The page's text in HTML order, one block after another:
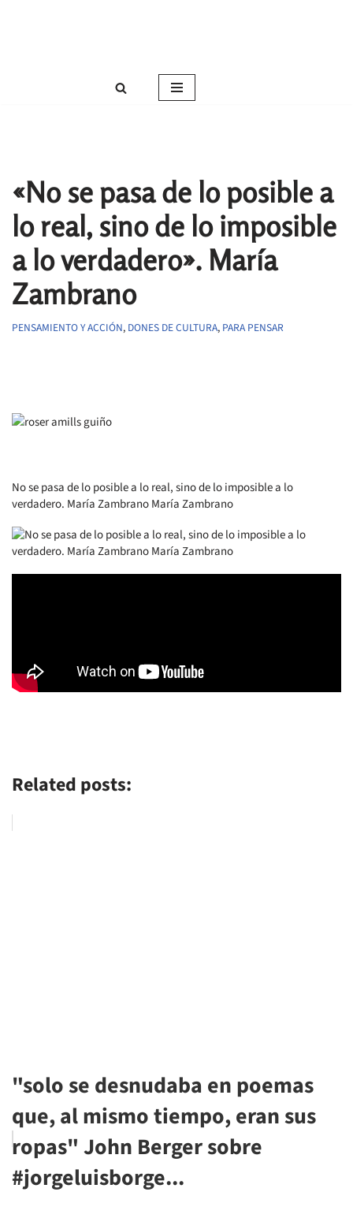
«No se pasa de lo posible a
lo real, sino de lo imposible
a lo verdadero». María
Zambrano
PENSAMIENTO Y ACCIÓN, DONES DE CULTURA, PARA PENSAR
No se pasa de lo posible a lo real, sino de lo imposible a lo
verdadero. María Zambrano María Zambrano
Related posts:
"solo se desnudaba en poemas
que, al mismo tiempo, eran sus
ropas" John Berger sobre
#jorgeluisborge...